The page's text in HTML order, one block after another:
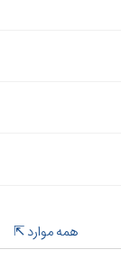
همه موارد